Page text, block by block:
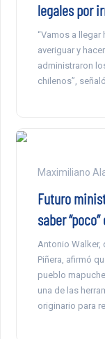
legales por
“Vamos a
averiguar y
administraron
chilenos”,
Maximiliano
Futuro
saber
Antonio Walker,
Piñera, afirmó
pueblo
una de las
originario para